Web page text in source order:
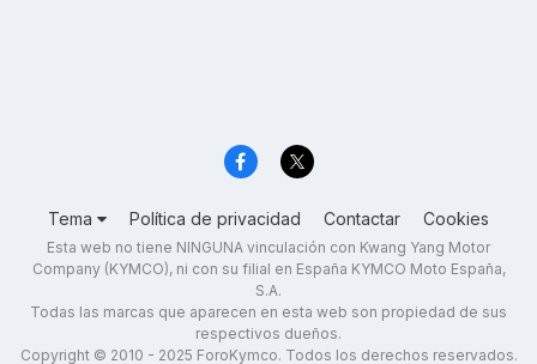
Tema Política de privacidad Contactar Cookies
Esta web no tiene NINGUNA vinculación con Kwang Yang Motor
Company (KYMCO), ni con su filial en España KYMCO Moto España,
S.A.
Todas las marcas que aparecen en esta web son propiedad de sus
respectivos dueños.
Copyright © 2010 - 2025 ForoKymco. Todos los derechos reservados.